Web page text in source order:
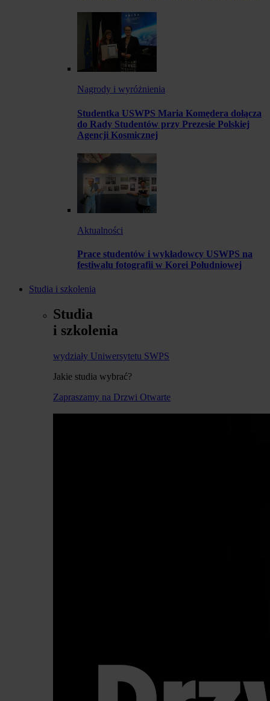
Nagrody i wyróżnienia
Studentka USWPS Maria Komędera dołącza
do Rady Studentów przy Prezesie Polskiej
Agencji Kosmicznej
Aktualności
Prace studentów i wykładowcy USWPS na
festiwalu fotografii w Korei Południowej
Studia i szkolenia
Studia
i szkolenia
wydziały Uniwersytetu SWPS
Jakie studia wybrać?
Zapraszamy na Drzwi Otwarte